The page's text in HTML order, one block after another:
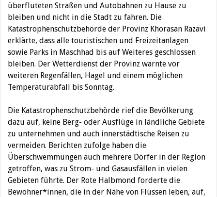
überfluteten Straßen und Autobahnen zu Hause zu
bleiben und nicht in die Stadt zu fahren. Die
Katastrophenschutzbehörde der Provinz Khorasan Razavi
erklärte, dass alle touristischen und Freizeitanlagen
sowie Parks in Maschhad bis auf Weiteres geschlossen
bleiben. Der Wetterdienst der Provinz warnte vor
weiteren Regenfällen, Hagel und einem möglichen
Temperaturabfall bis Sonntag.
Die Katastrophenschutzbehörde rief die Bevölkerung
dazu auf, keine Berg- oder Ausflüge in ländliche Gebiete
zu unternehmen und auch innerstädtische Reisen zu
vermeiden. Berichten zufolge haben die
Überschwemmungen auch mehrere Dörfer in der Region
getroffen, was zu Strom- und Gasausfällen in vielen
Gebieten führte. Der Rote Halbmond forderte die
Bewohner*innen, die in der Nähe von Flüssen leben, auf,